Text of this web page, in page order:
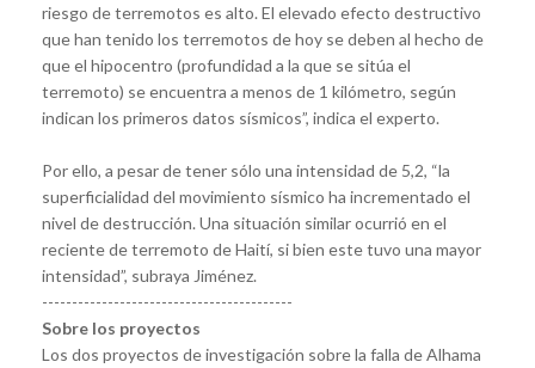
riesgo de terremotos es alto. El elevado efecto destructivo
que han tenido los terremotos de hoy se deben al hecho de
que el hipocentro (profundidad a la que se sitúa el
terremoto) se encuentra a menos de 1 kilómetro, según
indican los primeros datos sísmicos”, indica el experto.
Por ello, a pesar de tener sólo una intensidad de 5,2, “la
superficialidad del movimiento sísmico ha incrementado el
nivel de destrucción. Una situación similar ocurrió en el
reciente de terremoto de Haití, si bien este tuvo una mayor
intensidad”, subraya Jiménez.
------------------------------------------
Sobre los proyectos
Los dos proyectos de investigación sobre la falla de Alhama